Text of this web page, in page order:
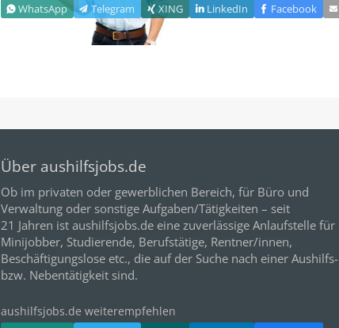
WhatsApp Telegram XING LinkedIn Facebook
Über aushilfsjobs.de
Ob im privaten oder gewerblichen Bereich, für Büro und
Verwaltung oder sonstige Aufgaben/Tätigkeiten – seit
21 Jahren ist aushilfsjobs.de eine zuverlässige Anlaufstelle für
Minijobber, Studierende, Berufstätige, Rentner/innen,
Beschäftigungslose etc., die auf der Suche nach einer Aushilfs-
bzw. Nebentätigkeit sind.
aushilfsjobs.de weiterempfehlen